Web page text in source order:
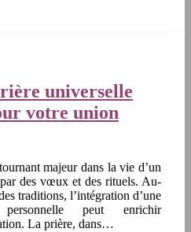
universelle
votre union
majeur dans la vie d’un
des vœux et des rituels. Au-
traditions, l’intégration d’une
peut enrichir
La prière, dans…